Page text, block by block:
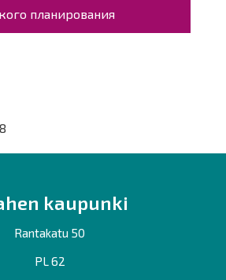
планирования
kaupunki
Rantakatu 50
PL 62